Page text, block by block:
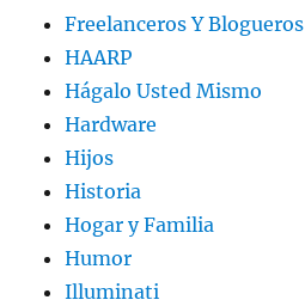
Freelanceros Y Blogueros
HAARP
Hágalo Usted Mismo
Hardware
Hijos
Historia
Hogar y Familia
Humor
Illuminati